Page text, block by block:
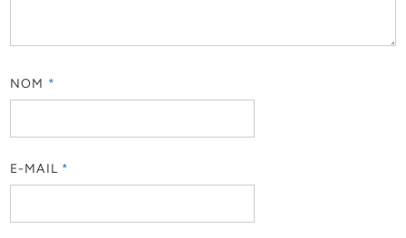
NOM *
E-MAIL *